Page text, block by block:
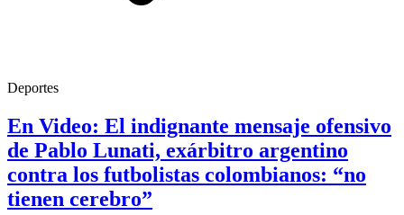
Deportes
En Video: El indignante mensaje ofensivo
de Pablo Lunati, exárbitro argentino
contra los futbolistas colombianos: “no
tienen cerebro”